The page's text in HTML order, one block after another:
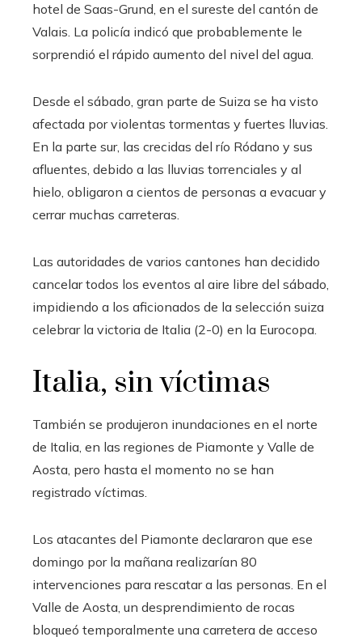
hotel de Saas-Grund, en el sureste del cantón de
Valais. La policía indicó que probablemente le
sorprendió el rápido aumento del nivel del agua.
Desde el sábado, gran parte de Suiza se ha visto
afectada por violentas tormentas y fuertes lluvias.
En la parte sur, las crecidas del río Ródano y sus
afluentes, debido a las lluvias torrenciales y al
hielo, obligaron a cientos de personas a evacuar y
cerrar muchas carreteras.
Las autoridades de varios cantones han decidido
cancelar todos los eventos al aire libre del sábado,
impidiendo a los aficionados de la selección suiza
celebrar la victoria de Italia (2-0) en la Eurocopa.
Italia, sin víctimas
También se produjeron inundaciones en el norte
de Italia, en las regiones de Piamonte y Valle de
Aosta, pero hasta el momento no se han
registrado víctimas.
Los atacantes del Piamonte declararon que ese
domingo por la mañana realizarían 80
intervenciones para rescatar a las personas. En el
Valle de Aosta, un desprendimiento de rocas
bloqueó temporalmente una carretera de acceso